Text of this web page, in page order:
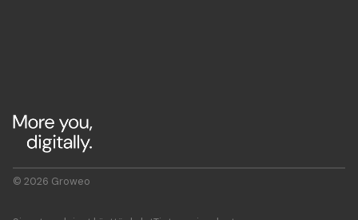
© 2026 Groweo